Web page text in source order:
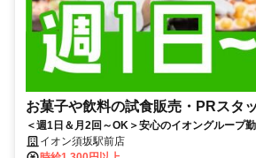
お菓子や飲料の試食販売・PRスタ
＜週1日＆月2回～OK＞安心のイオングループ
PR♪事前研修で未経験も安心＊20～60代活躍中
イオン須坂駅前店